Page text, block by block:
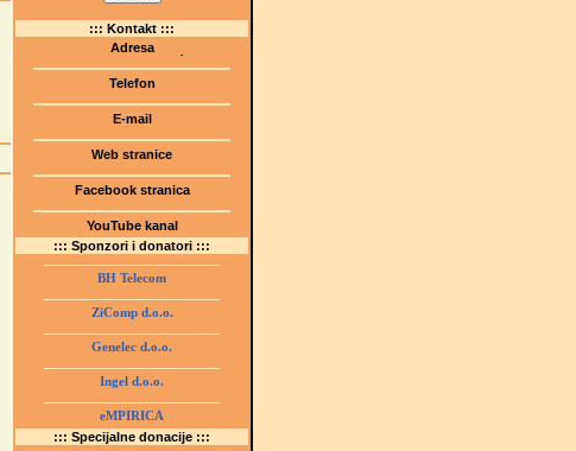
::: Kontakt :::
Adresa
(Šetalište I.G. Kovačića 1)
75000 Tuzla, BiH
Telefon
E-mail
Web stranice
www.gmstziam.com.ba
Facebook stranica
YouTube kanal
GMS Tuzla
::: Sponzori i donatori :::
BH Telecom
ZiComp d.o.o.
Genelec d.o.o.
Ingel d.o.o.
eMPIRICA
::: Specijalne donacije :::